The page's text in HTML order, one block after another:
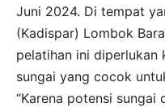
Juni 2024. Di tempat
(Kadispar) Lombok
pelatihan ini diperlukan
sungai yang cocok
“Karena potensi sungai